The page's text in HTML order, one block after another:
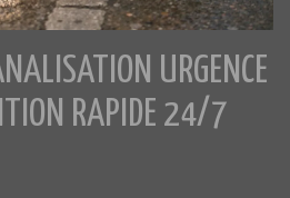
URGENCE
RAPIDE 24/7